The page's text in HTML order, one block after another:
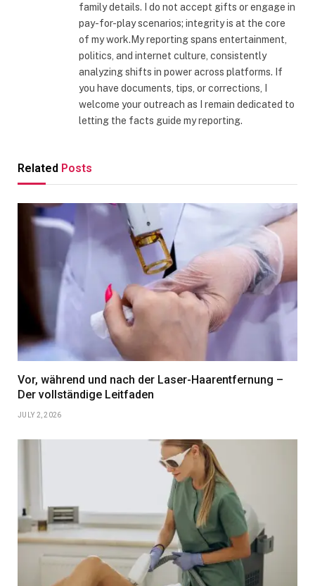
family details. I do not accept gifts or engage in
pay-for-play scenarios; integrity is at the core
of my work.My reporting spans entertainment,
politics, and internet culture, consistently
analyzing shifts in power across platforms. If
you have documents, tips, or corrections, I
welcome your outreach as I remain dedicated to
letting the facts guide my reporting.
Related Posts
Vor, während und nach der Laser-Haarentfernung –
Der vollständige Leitfaden
JULY 2, 2026